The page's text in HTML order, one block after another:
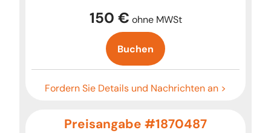
150 € ohne MWSt
Buchen
Fordern Sie Details und Nachrichten an >
Preisangabe #1870487